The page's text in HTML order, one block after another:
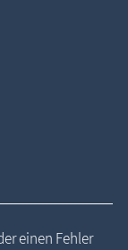
einen Fehler